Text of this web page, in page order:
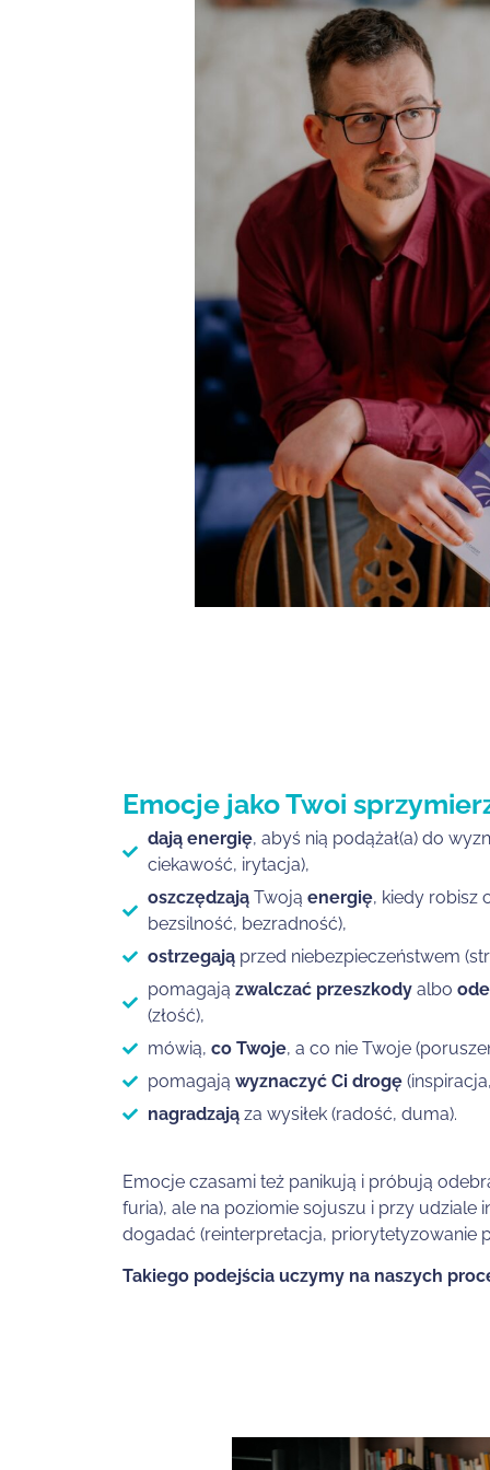
Emocje jako Twoi
dają energię, abyś nią podążał(a) do
ciekawość, irytacja),
oszczędzająTwoją energię, kiedy robisz
bezsilność, bezradność),
ostrzegająprzed niebezpieczeństwem
pomagają zwalczać przeszkodyalbo
(złość),
mówią, co Twoje, a co nie Twoje
pomagają wyznaczyć Ci drogę
nagradzająza wysiłek (radość, duma).
Emocje czasami też panikują i próbują
furia), ale na poziomie sojuszu i przy udziale
dogadać (reinterpretacja, priorytetyzowanie
Takiego podejścia uczymy na naszych